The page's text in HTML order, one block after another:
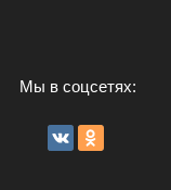
Мы в соцсетях: